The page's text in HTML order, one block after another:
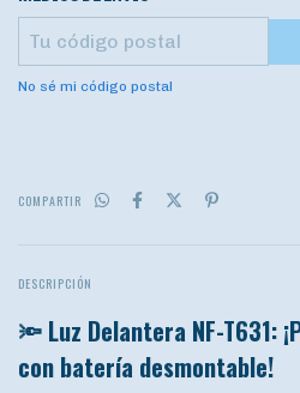
No sé mi código postal
COMPARTIR
DESCRIPCIÓN
🔦 Luz Delantera NF-T631:
con batería desmontable!